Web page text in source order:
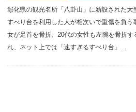
彰化県の観光名所「八卦山」に新設された大
すべり台を利用した人が相次いで重傷を負う
女が足首を骨折、20代の女性も左腕を骨折す
れ、ネット上では「速すぎるすべり台」…